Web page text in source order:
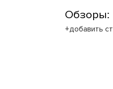
Обзоры:
+добавить